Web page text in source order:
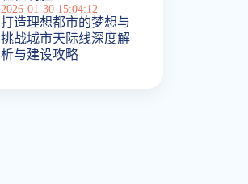
2026-01-30 15:04:12
打造理想都市的梦想与
挑战城市天际线深度解
析与建设攻略